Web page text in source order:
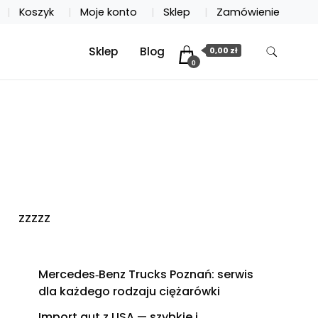
Koszyk Moje konto Sklep Zamówienie
Sklep Blog
0
0,00 zł
zzzzz
Mercedes‑Benz Trucks Poznań: serwis
dla każdego rodzaju ciężarówki